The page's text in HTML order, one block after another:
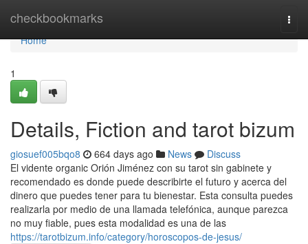
checkbookmarks
Home
Home
1
Details, Fiction and tarot bizum
giosuef005bqo8 664 days ago News
Discuss
El vidente organic Orión Jiménez con su tarot sin gabinete y
recomendado es donde puede describirte el futuro y acerca del
dinero que puedes tener para tu bienestar. Esta consulta puedes
realizarla por medio de una llamada telefónica, aunque parezca
no muy fiable, pues esta modalidad es una de las
https://tarotbizum.info/category/horoscopos-de-jesus/